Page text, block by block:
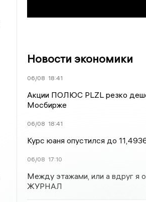
Новости экономики
06/08 18:41
Акции ПОЛЮС PLZL резко
Мосбирже
06/08 18:41
Курс юаня опустился до
06/08 17:10
Между этажами, или а вдруг я
ЖУРНАЛ